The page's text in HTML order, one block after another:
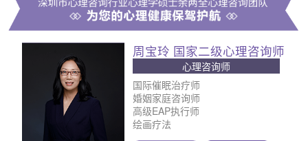
周宝玲 国家二级心理咨询师
心理咨询师
国际催眠治疗师
婚姻家庭咨询师
高级EAP执行师
绘画疗法